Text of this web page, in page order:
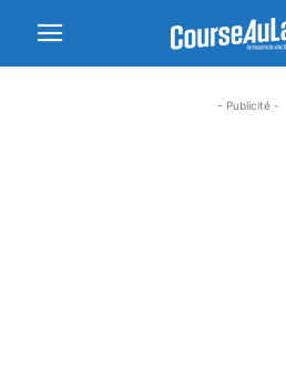
- Publicité -